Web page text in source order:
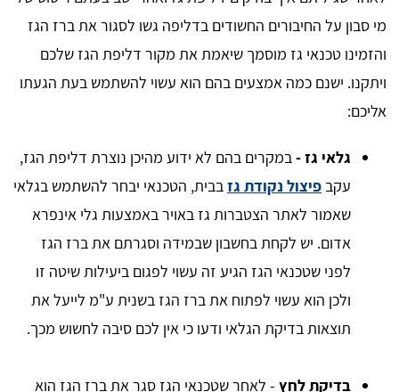
מי סבון על החיבורים החשודים בדליפה גשו לסגור את ברז הגז
והזמינו טכנאי גז מוסמך שיאמת את מקור דליפת הגז שלכם
ויתקנו. ישנם כמה אמצעים בהם הוא עשוי להשתמש בעת הגעתו
אליכם:
גלאי גז -במקרים בהם לא ידוע מהיכן נוצרת דליפת הגז,
עקב פיצול נקודת גזבבית, הטכנאי יבחר להשתמש בגלאי
שאמור לאתר הצטברות גז באויר באמצעות גלי אינפרא
אדום. יש לקחת בחשבון שבמידה וסגרתם את ברז הגז
לפני שטכנאי הגז הגיע זה עשוי לפגום ביעילות שיטה זו
ולכן הוא עשוי לפתוח את ברז הגז בשנית ע"מ לייעל את
תוצאות בדיקת הגלאי ודעו כי אין לכם סיבה לחשוש מכך.
בדיקת לחץ - לאחר שטכנאי הגז סגר את ברז הגז הוא